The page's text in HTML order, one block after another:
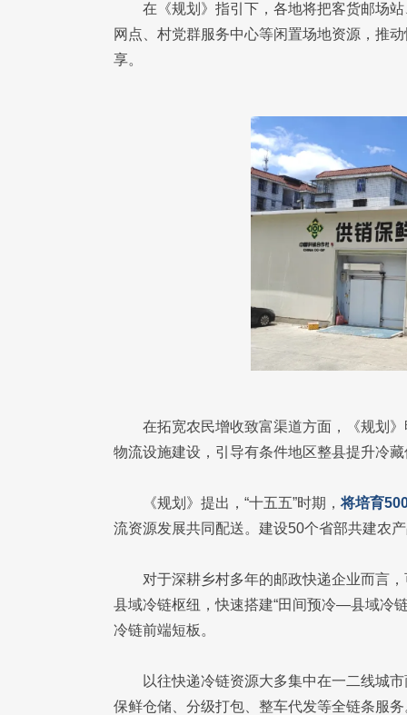
在《规划》指引下，各地将把客货邮场
网点、村党群服务中心等闲置场地资源，推
享。
在拓宽农民增收致富渠道方面，《规划
物流设施建设，引导有条件地区整县提升冷
《规划》提出，“十五五”时期，将培育
流资源发展共同配送。建设50个省部共建农
对于深耕乡村多年的邮政快递企业而言
县域冷链枢纽，快速搭建“田间预冷—县域冷
冷链前端短板。
以往快递冷链资源大多集中在一二线城
保鲜仓储、分级打包、整车代发等全链条服